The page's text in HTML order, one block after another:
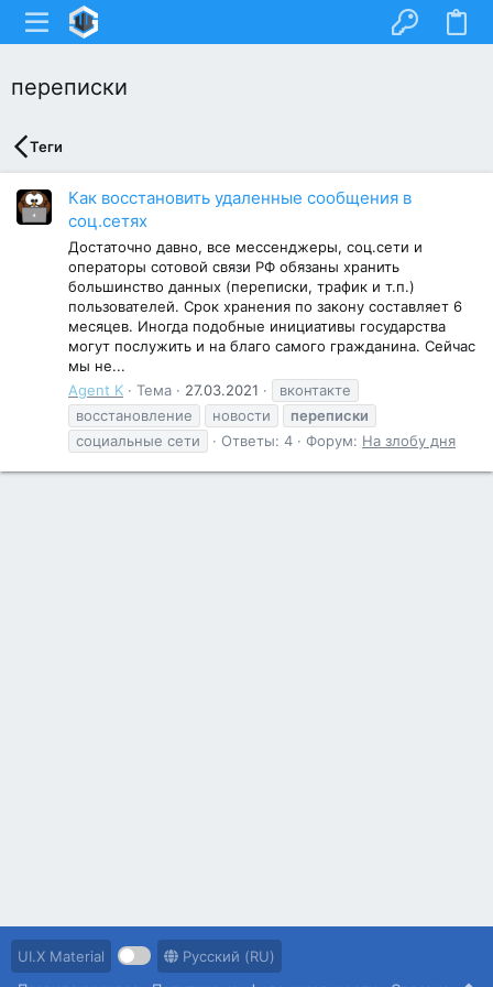
переписки
Теги
Как восстановить удаленные сообщения в
соц.сетях
Достаточно давно, все мессенджеры, соц.сети и
операторы сотовой связи РФ обязаны хранить
большинство данных (переписки, трафик и т.п.)
пользователей. Срок хранения по закону составляет 6
месяцев. Иногда подобные инициативы государства
могут послужить и на благо самого гражданина. Сейчас
мы не...
Agent K
Тема 27.03.2021
вконтакте
восстановление
новости
переписки
социальные сети
Ответы: 4 Форум: На злобу дня
UI.X Material
Русский (RU)